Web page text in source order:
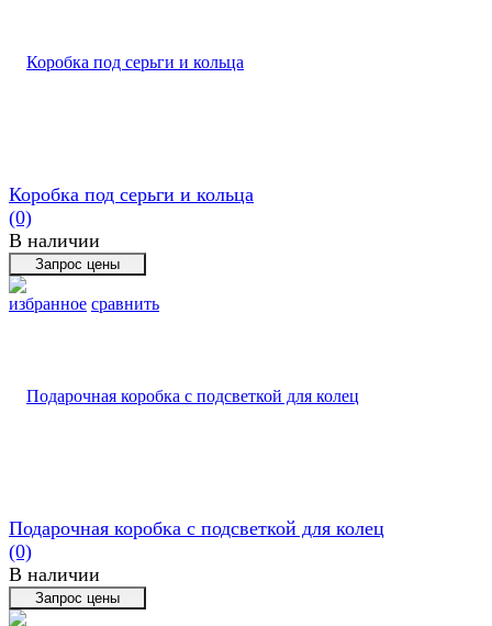
избранное сравнить
Коробка под серьги и кольца
(0)
В наличии
Подарочная коробка с подсветкой для колец
(0)
В наличии